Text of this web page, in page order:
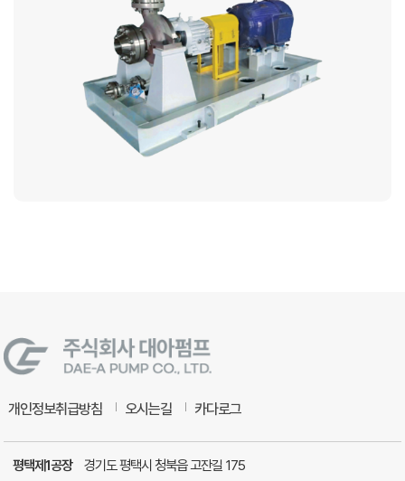
개인정보취급방침 오시는길 카다로그
평택제1공장 경기도 평택시 청북읍 고잔길 175